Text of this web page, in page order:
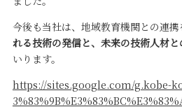
今後も当社は、地域教育機関との連携
れる技術の発信と、未来の技術人材と
いります。
https://sites.google.com/g.kobe-